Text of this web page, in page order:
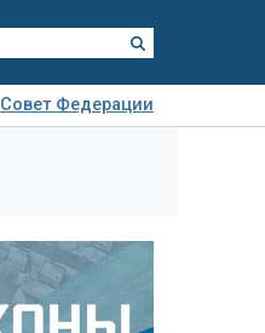
Совет Федерации